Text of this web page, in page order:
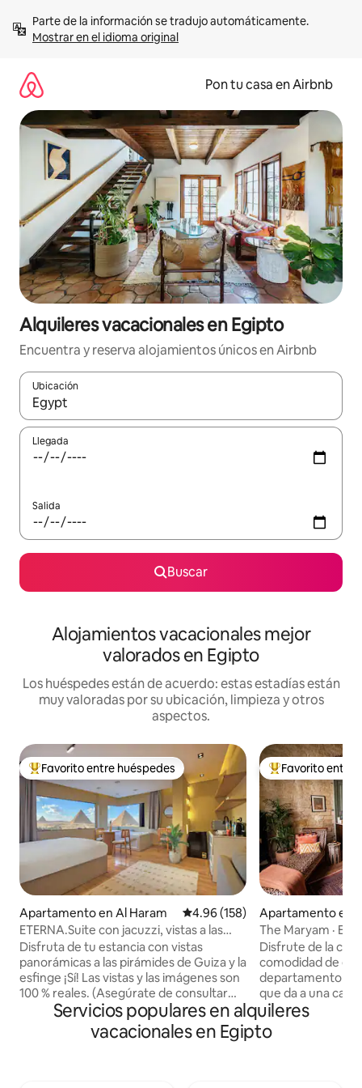
contenidoMostrar en el idioma original
Pon tu casa en Airbnb
Alquileres vacacionales en Egipto
Encuentra y reserva alojamientos únicos en Airbnb
Ubicación
Cuando los resultados estén disponibles, navega con las
Llegada
Salida
Buscar
Alojamientos vacacionales mejor
valorados en Egipto
Los huéspedes están de acuerdo: estas estadías están
muy valoradas por su ubicación, limpieza y otros
aspectos.
Favorito entre huéspedes preferido
Favorito entre huéspedes
Apartamento en Al Haram Calificación promedio: 4.96 de
4.96 (158)
ETERNA.Suite con jacuzzi, vistas a las
pirámides y balcón
Disfruta de tu estancia con vistas
panorámicas a las pirámides de Guiza y la
esfinge ¡Sí! Las vistas y las imágenes son
100 % reales. (Asegúrate de consultar
también nuestros otros anuncios)
Disfruta de una vista impresionante de
todas las pirámides de Guiza desde
Favorito entre
Favorito entre
Apartamento en
q
The Maryam · El
en el centro de El
Disfrute de la
comodidad de
departamento de
que da a una
del bullicioso centro
paredes de
enmarcan una
Servicios populares en alquileres
vacacionales en Egipto